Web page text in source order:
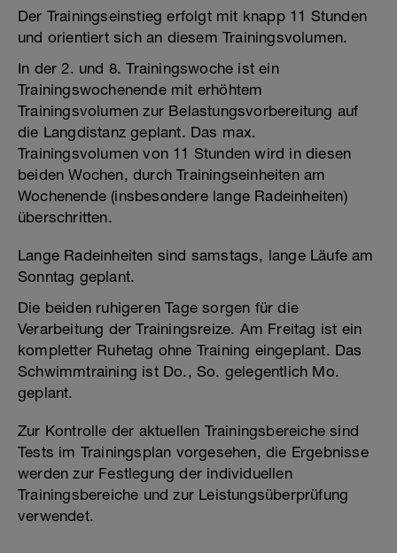
Der Trainingseinstieg erfolgt mit knapp 11 Stunden
und orientiert sich an diesem Trainingsvolumen.
In der 2. und 8. Trainingswoche ist ein
Trainingswochenende mit erhöhtem
Trainingsvolumen zur Belastungsvorbereitung auf
die Langdistanz geplant. Das max.
Trainingsvolumen von 11 Stunden wird in diesen
beiden Wochen, durch Trainingseinheiten am
Wochenende (insbesondere lange Radeinheiten)
überschritten.
Lange Radeinheiten sind samstags, lange Läufe am
Sonntag geplant.
Die beiden ruhigeren Tage sorgen für die
Verarbeitung der Trainingsreize. Am Freitag ist ein
kompletter Ruhetag ohne Training eingeplant. Das
Schwimmtraining ist Do., So. gelegentlich Mo.
geplant.
Zur Kontrolle der aktuellen Trainingsbereiche sind
Tests im Trainingsplan vorgesehen, die Ergebnisse
werden zur Festlegung der individuellen
Trainingsbereiche und zur Leistungsüberprüfung
verwendet.